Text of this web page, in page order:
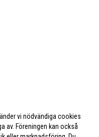
vi nödvändiga cookies
av. Föreningen kan också